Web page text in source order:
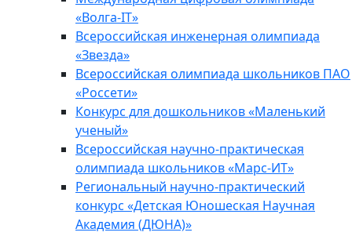
«Волга-IT»
Всероссийская инженерная олимпиада
«Звезда»
Всероссийская олимпиада школьников ПАО
«Россети»
Конкурс для дошкольников «Маленький
ученый»
Всероссийская научно-практическая
олимпиада школьников «Марс-ИТ»
Региональный научно-практический
конкурс «Детская Юношеская Научная
Академия (ДЮНА)»